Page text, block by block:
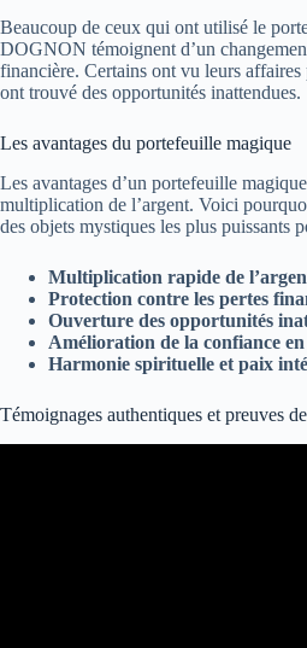
Beaucoup de ceux qui ont utilisé le
DOGNON témoignent d’un
financière. Certains ont vu leurs affaires
ont trouvé des opportunités inattendues.
Les avantages du portefeuille magique
Les avantages d’un portefeuille
multiplication de l’argent. Voici
des objets mystiques les plus puissants
Multiplication rapide de
Protection contre les pertes
Ouverture des opportunités
Amélioration de la confiance en
Harmonie spirituelle et paix
Témoignages authentiques et preuves